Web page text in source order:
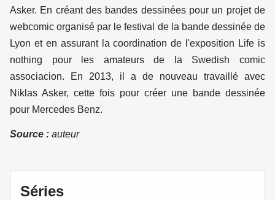
Asker. En créant des bandes dessinées pour un projet de
webcomic organisé par le festival de la bande dessinée de
Lyon et en assurant la coordination de l'exposition Life is
nothing pour les amateurs de la Swedish comic
associacion. En 2013, il a de nouveau travaillé avec
Niklas Asker, cette fois pour créer une bande dessinée
pour Mercedes Benz.
Source : auteur
Séries